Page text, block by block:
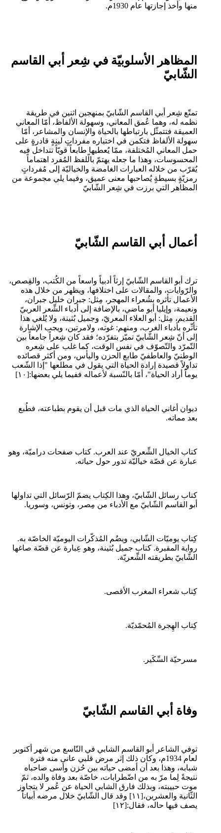
منها وأخذ إجازتها عام 1930م.
المظاهر الأسلوبيّة في شِعر أبي القاسم
الشّابيّ
تمتّع شِعر أبي القاسم الشّابيّ بمنهجين اثنين في طريقة
نظمه له، وهما عُمق المعاني، وسهولة الألفاظ، أمّا المعاني
العميقة فتتمثّل بارتباطها بالحياة والإنسان والمشاعر، أمّا
سهولة الألفاظ فتكمن في اختياره مفرداتٍ لينةٍ قادرةٍ على
حمل المعاني المُختلفة، ممّا يُعطيها طابعاً قويّاً تتداخل فيه
المحسوسات، وهذا ما جعله يهتمّ بالّلفظ المُفرد اهتماماً
يُقرّب من خلاله العبارات الغامضة والخياليّة إلى مُفرداتٍ
رمزيّةٍ بسيطةٍ يُصاحبها معنى عميق، وفيما يلي مجموعة من
المظاهر التي برزت في شِعر الشّابيّ
أعمال أبي القاسم الشّابيّ
ترك أبو القاسم الشّابيّ إرثاً أدبياً واسعاً من الكُتب، والقِصص،
والرّوايات، والمقالات على اختلافها، ويظهر من خلال هذه
الأعمال تأثره بشُعراء المهجر، مِثل: جبران خليل جبران،
ونعيمة، وإيليا أبو ماضي، بالإضافة إلى أدباء الشِّعر العربيّ
القديم، مِثل: أبو العلاء المعريّ، وجميل بُثينة، ولا يُلغي هذا
تأثّره بأدباء الغرب، ومنهم: غوته، ولامرتين، ويجب الإشارة
إلى أنّ شِعر الشّابيّ تميّز بتفرّده؛ فقد كان شِعراً جامعاً بين
التّمرّد والتّصوّف في نفس الوقت، كما غلب على شِعره
الوطنيّ والعاطفيّ طابع الحزن واليأس، ومن أكثر قصائده
تداولاً قصيدة إرادة الحياة التي يقول في مطلعها "إذا الشّعب
يوماً أراد الحياة"، أمّا بالنّسبة لأعماله ففيما يلي بعضها:[١٠]
ديوان أغاني الحياة الذي مات قبل أن يقوم بطباعته، فطُبع
بعد مماته.
كتاب الخيال الشِّعريّ عند العرب. كتاب صفحات دراميّة، وهو
عبارة عن قصّة خياليّة تدور حول حياته.
كتاب رسائل الشّابيّ، وهذا الكِتاب يضمّ الرّسائل التي تداولها
أبو القاسم الشّابيّ مع الأدباء من مِصر، وتونس، وسوريا.
كِتاب يوميّات الشّابي، ويضُم المُذكّرات اليوميّة الخاصّة به.
رواية المقبرة. كتاب جميل بُثينة، وهو عِبارة عن قصّة صاغها
الشّابيّ بطريقته الشِّعريّة.
كِتاب شعراء المغرب الأقصى.
كِتاب الهِجرة المُحمّديّة.
مسرحيّة السِّكَير.
وفاة أبي القاسم الشّابيّ
توفي الشاعر أبو القاسم الشابي في التّاسع من شهر أكتوبر
لعام 1934م، وكان ذلك إثر مرض قلبي عانى منه فترة
شبابه، وهذا بعد أن أمضى حياته بين حُزن وأسى صاحباه
نتيجةً لِما مرّ به من اضّطرابات، خاصّة بعد وفاة والده، ثمّ
موت حبيبته، وبذلك فارق الشابي الحياة عن عُمر لا يتجاوز
الثّانية والعشرين،[١١] وقد قال الشّابيّ خلال مرضه أبياتاً
يصف فيها حاله، فقال:[١٢]